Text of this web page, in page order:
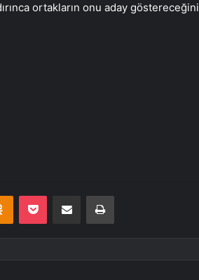
ortakların onu aday göstereceğini
Odnoklassniki
Pocket E-Posta ile paylaş Yazdır